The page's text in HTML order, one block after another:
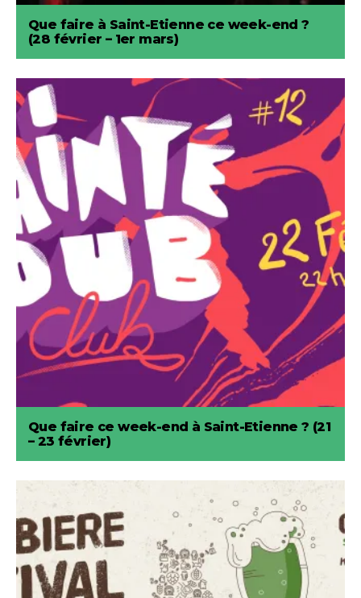
Que faire à Saint-Etienne ce week-end ?
(28 février – 1er mars)
Que faire ce week-end à Saint-Etienne ? (21
– 23 février)